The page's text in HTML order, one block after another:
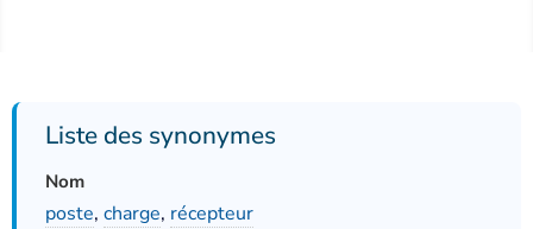
Liste des synonymes
Nom
poste, charge, récepteur